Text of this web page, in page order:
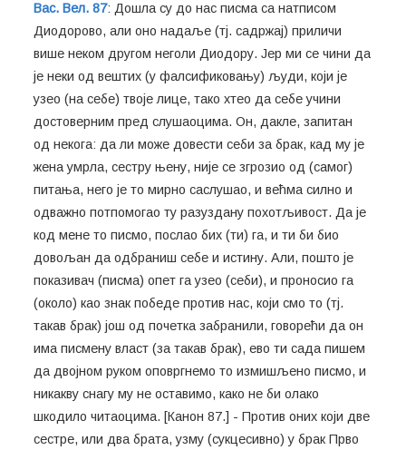
Вас. Вел. 87: Дошла су до нас писма са натписом
Диодорово, али оно надаље (тј. садржај) приличи
више неком другом неголи Диодору. Јер ми се чини да
је неки од вештих (у фалсификовању) људи, који је
узео (на себе) твоје лице, тако хтео да себе учини
достоверним пред слушаоцима. Он, дакле, запитан
од некога: да ли може довести себи за брак, кад му је
жена умрла, сестру њену, није се згрозио од (самог)
питања, него је то мирно саслушао, и већма силно и
одважно потпомогао ту разуздану похотљивост. Да је
код мене то писмо, послао бих (ти) га, и ти би био
довољан да одбраниш себе и истину. Али, пошто је
показивач (писма) опет га узео (себи), и проносио га
(около) као знак победе против нас, који смо то (тј.
такав брак) још од почетка забранили, говорећи да он
има писмену власт (за такав брак), ево ти сада пишем
да двојном руком оповргнемо то измишљено писмо, и
никакву снагу му не оставимо, како не би олако
шкодило читаоцима. [Канон 87.] - Против оних који две
сестре, или два брата, узму (сукцесивно) у брак Прво